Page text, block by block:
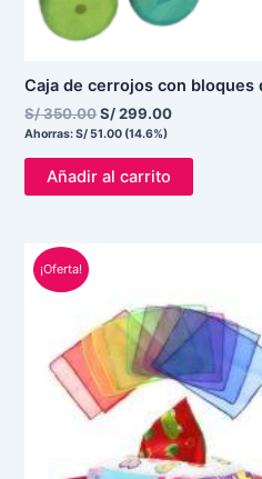
Caja de cerrojos con bloques
S/350.00S/299.00
Ahorras:S/51.00 (14.6%)
Añadir al carrito
¡Oferta! precio
S/ 75.00.
es:
S/ 55.00.